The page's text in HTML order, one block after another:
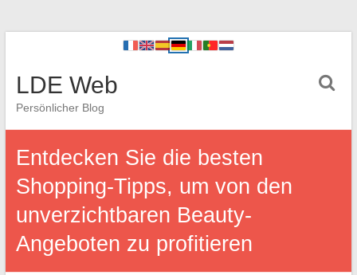
LDE Web
Persönlicher Blog
Entdecken Sie die besten
Shopping-Tipps, um von den
unverzichtbaren Beauty-
Angeboten zu profitieren